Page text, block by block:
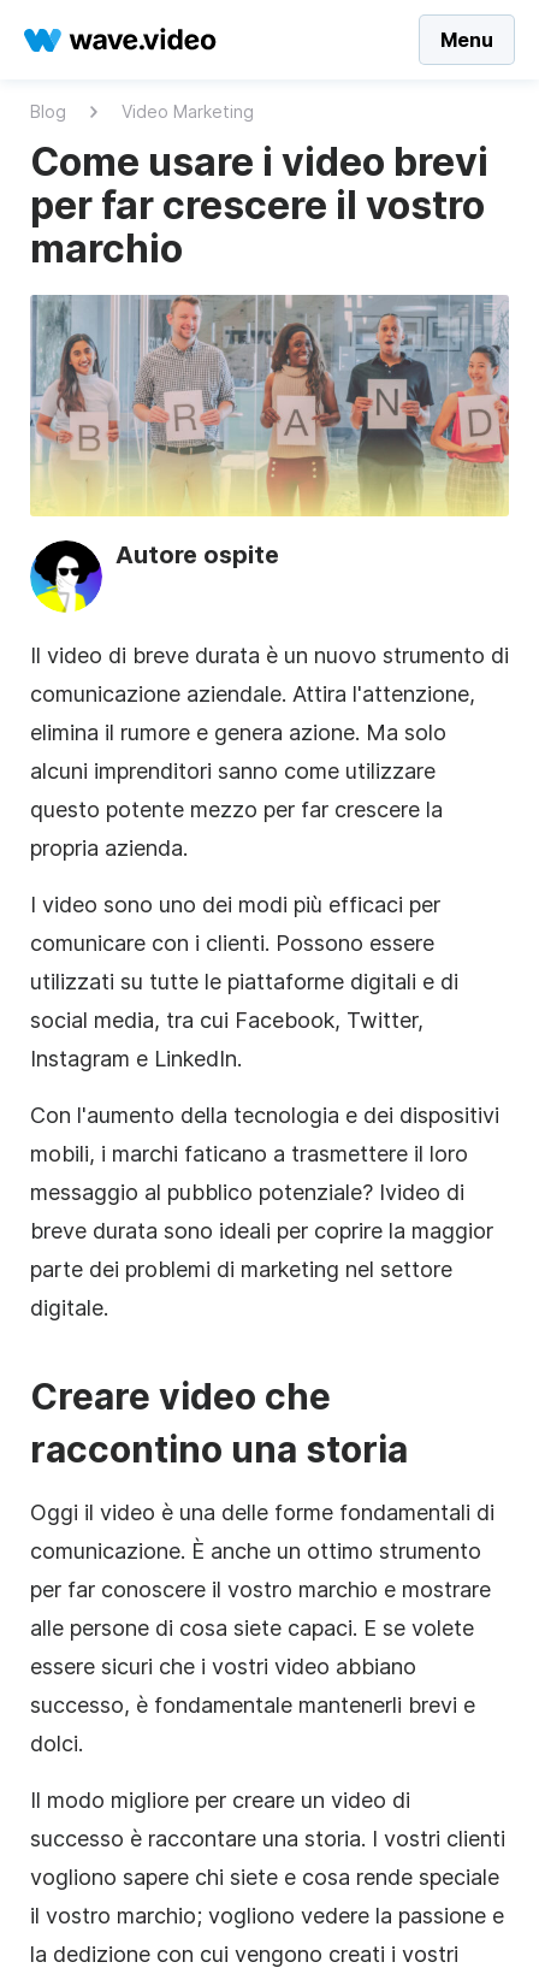
Menu
Blog Video Marketing
Come usare i video brevi
per far crescere il vostro
marchio
Autore ospite
Il video di breve durata è un nuovo strumento di
comunicazione aziendale. Attira l'attenzione,
elimina il rumore e genera azione. Ma solo
alcuni imprenditori sanno come utilizzare
questo potente mezzo per far crescere la
propria azienda.
I video sono uno dei modi più efficaci per
comunicare con i clienti. Possono essere
utilizzati su tutte le piattaforme digitali e di
social media, tra cui Facebook, Twitter,
Instagram e LinkedIn.
Con l'aumento della tecnologia e dei dispositivi
mobili, i marchi faticano a trasmettere il loro
messaggio al pubblico potenziale? Ivideo di
breve durata sono ideali per coprire la maggior
parte dei problemi di marketing nel settore
digitale.
Creare video che
raccontino una storia
Oggi il video è una delle forme fondamentali di
comunicazione. È anche un ottimo strumento
per far conoscere il vostro marchio e mostrare
alle persone di cosa siete capaci. E se volete
essere sicuri che i vostri video abbiano
successo, è fondamentale mantenerli brevi e
dolci.
Il modo migliore per creare un video di
successo è raccontare una storia. I vostri clienti
vogliono sapere chi siete e cosa rende speciale
il vostro marchio; vogliono vedere la passione e
la dedizione con cui vengono creati i vostri